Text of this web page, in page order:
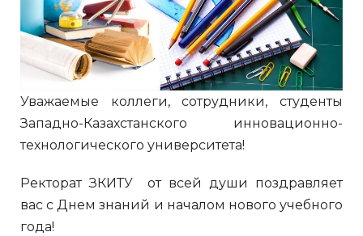
Уважаемые коллеги, сотрудники, студенты
Западно-Казахстанского инновационно-
технологического университета!
Ректорат ЗКИТУ от всей души поздравляет
вас с Днем знаний и началом нового учебного
года!